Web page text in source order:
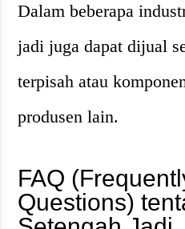
Dalam beberapa
jadi juga dapat dijual
terpisah atau
produsen lain.
FAQ
Questions)